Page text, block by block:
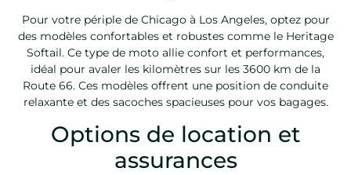
Pour votre périple de Chicago à Los Angeles, optez pour
des modèles confortables et robustes comme le Heritage
Softail. Ce type de moto allie confort et performances,
idéal pour avaler les kilomètres sur les 3600 km de la
Route 66. Ces modèles offrent une position de conduite
relaxante et des sacoches spacieuses pour vos bagages.
Options de location et
assurances